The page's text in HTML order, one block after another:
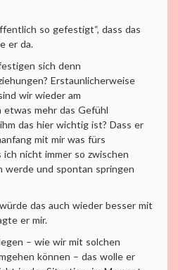
so gefestigt“, dass das
er da.
sich denn
Erstaunlicherweise
wir wieder am
etwas mehr das Gefühl
das hier wichtig ist? Dass er
mit mir was fürs
nicht immer so zwischen
werde und spontan springen
das auch wieder besser mit
er mir.
– wie wir mit solchen
können – das wolle er